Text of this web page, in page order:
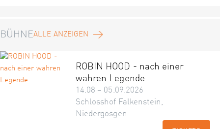
BÜHNEALLE ANZEIGEN
ROBIN HOOD - nach einer
wahren Legende
14.08 – 05.09.2026
Schlosshof Falkenstein,
Niedergösgen